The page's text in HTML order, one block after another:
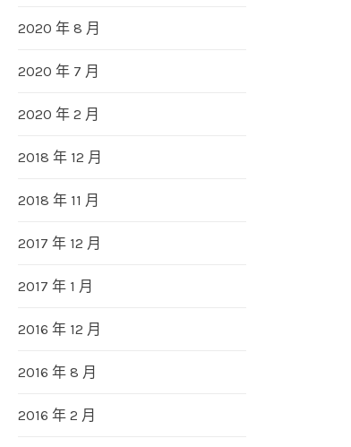
2020 年 8 月
2020 年 7 月
2020 年 2 月
2018 年 12 月
2018 年 11 月
2017 年 12 月
2017 年 1 月
2016 年 12 月
2016 年 8 月
2016 年 2 月